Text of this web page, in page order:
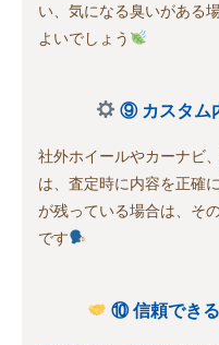
い、気になる臭いがある
よいでしょう
⑨ カスタム
社外ホイールやカーナビ
は、査定時に内容を正確
が残っている場合は、そ
です
⑩ 信頼でき